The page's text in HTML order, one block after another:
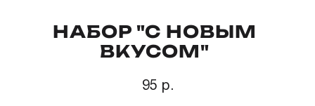
НАБОР "С НОВЫМ
ВКУСОМ"
95 р.